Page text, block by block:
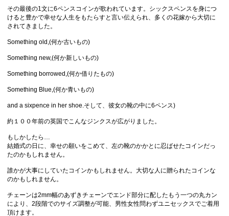
その最後の1文に6ペンスコインが歌われています。シックスペンスを身につ
けると豊かで幸せな人生をもたらすと言い伝えられ、多くの花嫁から大切に
されてきました。
Something old,(何か古いもの)
Something new,(何か新しいもの)
Something borrowed,(何か借りたもの)
Something Blue,(何か青いもの)
and a sixpence in her shoe.そして、彼女の靴の中に6ペンス)
約１００年前の英国でこんなジンクスが広がりました。
もしかしたら…
結婚式の日に、幸せの願いをこめて、左の靴のかかとに忍ばせたコインだっ
たのかもしれません。
誰かが大事にしていたコインかもしれません。大切な人に贈られたコインな
のかもしれません。
チェーンは2mm幅のあずきチェーンでエンド部分に配したもう一つの丸カン
により、2段階でのサイズ調整が可能、男性女性問わずユニセックスでご着用
頂けます。